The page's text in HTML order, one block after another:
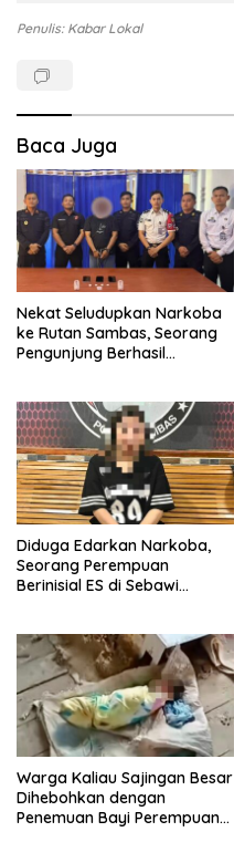
Penulis: Kabar Lokal
Baca Juga
Nekat Seludupkan Narkoba
ke Rutan Sambas, Seorang
Pengunjung Berhasil
Diduga Edarkan Narkoba,
Seorang Perempuan
Berinisial ES di Sebawi
Warga Kaliau Sajingan Besar
Dihebohkan dengan
Penemuan Bayi Perempuan